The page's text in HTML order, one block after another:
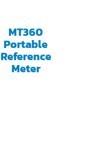
MT360
Portable
Reference
Meter